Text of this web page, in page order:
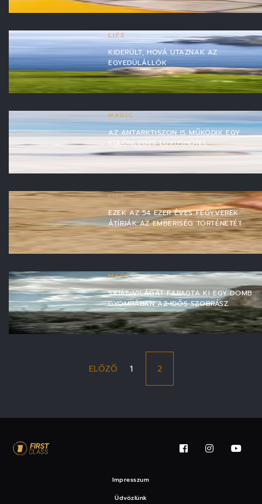
LIFE
KIDERÜLT, HOVÁ UTAZNAK AZ
EGYEDÜLÁLLÓK
MAGIC
AZ ANTARKTISZON IS MŰKÖDIK EGY
KÜLÖNLEGES LUXUSHOTEL
LIFE
EZEK AZ 54 EZER ÉVES FEGYVEREK
ÁTÍRJÁK AZ EMBERISÉG TÖRTÉNETÉT
MAGIC
SAJÁT VILÁGÁT FARAGTA KI EGY DOMB
GYOMRÁBAN AZ IDŐS SZOBRÁSZ
ELŐZŐ 1 2
Impresszum
Üdvözlünk